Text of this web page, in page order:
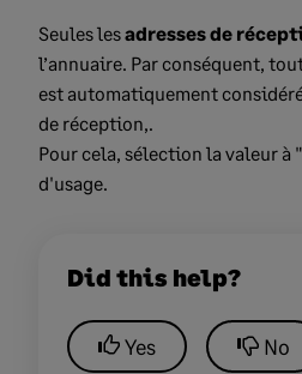
Seules lesadresses de
l’annuaire. Par conséquent,
est automatiquement
de réception,.
Pour cela, sélection la valeur à
d'usage.
Did this help?
Yes No